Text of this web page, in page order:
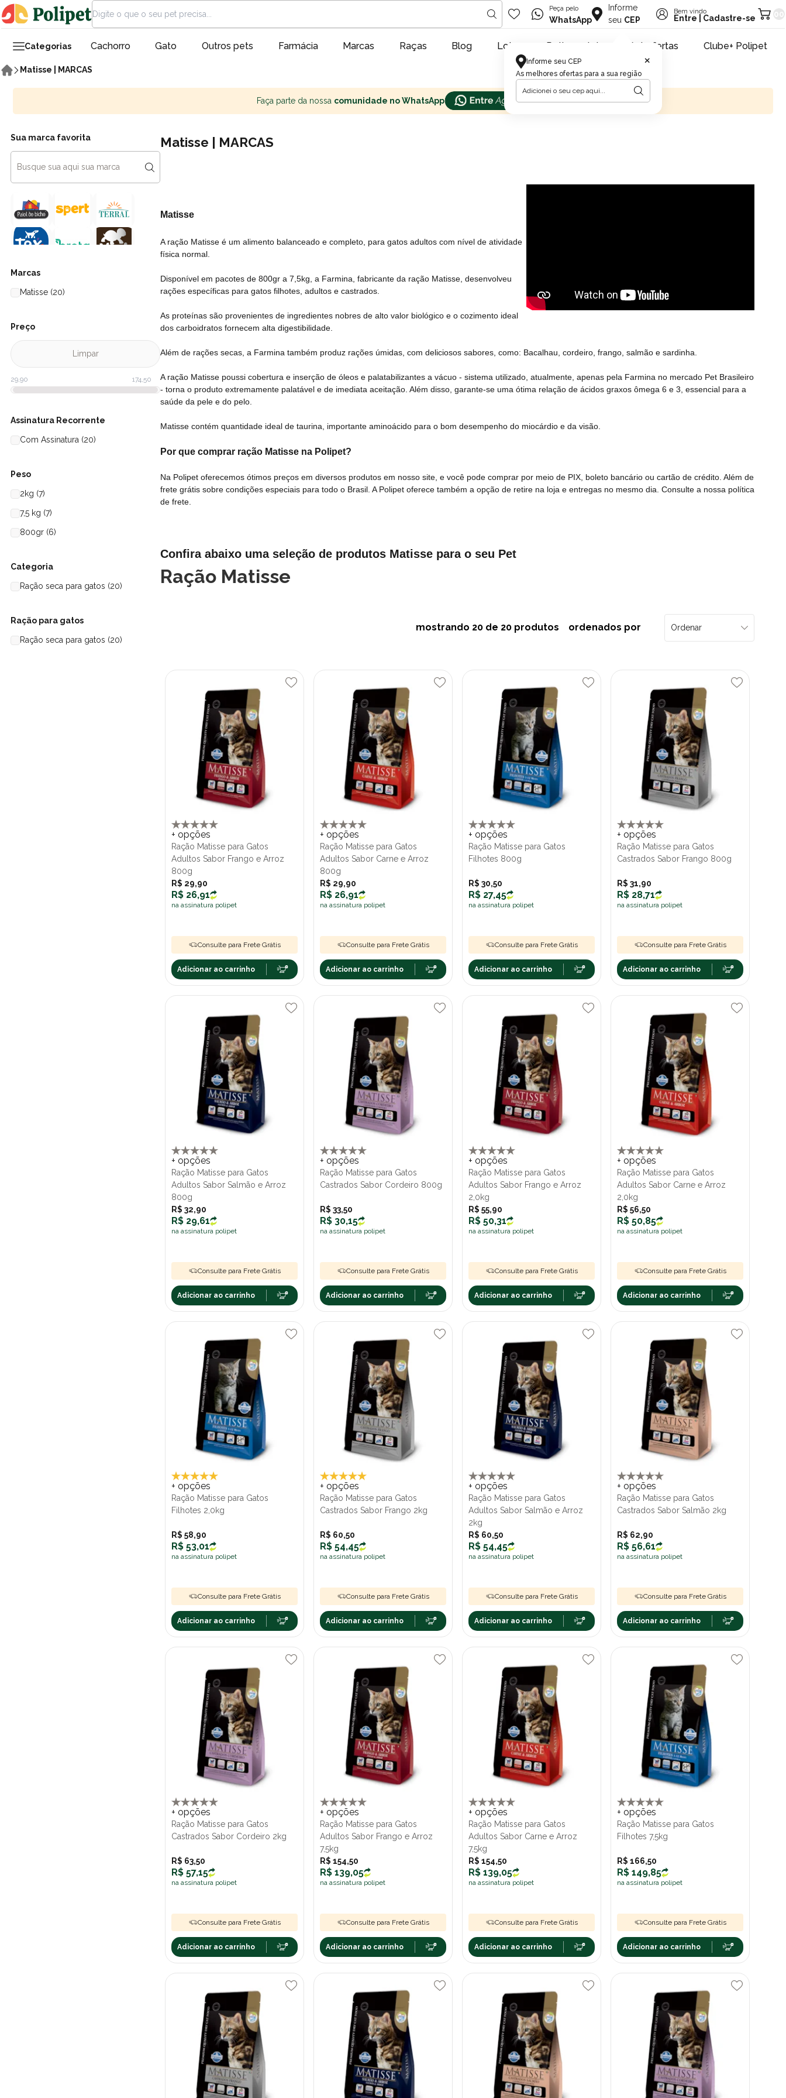
Peça pelo
WhatsApp
Informe
seu CEP
Informe seu CEP
As melhores ofertas para a sua região
×
Bem vindo
Entre Cadastre-se
Categorias Cachorro Gato Outros pets Farmácia Marcas Raças Blog Lojas Retire na loja Pet ofertas Clube+ Polipet
Matisse | MARCAS
Faça parte da nossa comunidade no WhatsApp
Sua marca favorita
Marcas
Matisse (20)
Preço
Limpar
Assinatura Recorrente
Com Assinatura (20)
Peso
2kg (7)
7,5 kg (7)
800gr (6)
Categoria
Ração seca para gatos (20)
Ração para gatos
Ração seca para gatos (20)
Matisse | MARCAS
Matisse
A ração Matisse é um alimento balanceado e completo, para gatos adultos com nível de atividade
física normal.
Disponível em pacotes de 800gr a 7,5kg, a Farmina, fabricante da ração Matisse, desenvolveu
rações específicas para gatos filhotes, adultos e castrados.
As proteínas são provenientes de ingredientes nobres de alto valor biológico e o cozimento ideal
dos carboidratos fornecem alta digestibilidade.
Além de rações secas, a Farmina também produz rações úmidas, com deliciosos sabores, como: Bacalhau, cordeiro, frango, salmão e sardinha.
A ração Matisse poussi cobertura e inserção de óleos e palatabilizantes a vácuo - sistema utilizado, atualmente, apenas pela Farmina no mercado Pet Brasileiro
- torna o produto extremamente palatável e de imediata aceitação. Além disso, garante-se uma ótima relação de ácidos graxos ômega 6 e 3, essencial para a
saúde da pele e do pelo.
Matisse contém quantidade ideal de taurina, importante aminoácido para o bom desempenho do miocárdio e da visão.
Por que comprar ração Matisse na Polipet?
Na Polipet oferecemos ótimos preços em diversos produtos em nosso site, e você pode comprar por meio de PIX, boleto bancário ou cartão de crédito. Além de
frete grátis sobre condições especiais para todo o Brasil. A Polipet oferece também a opção de retire na loja e entregas no mesmo dia. Consulte a nossa política
de frete
Confira abaixo uma seleção de produtos Matisse para o seu Pet
Ração Matisse
mostrando 20de 20 produtos ordenados por
+ opções
Ração Matisse para Gatos
Adultos Sabor Frango e Arroz
800g
R$ 29,90
R$ 26,91
na assinatura polipet
Consulte para Frete Grátis
Adicionar ao carrinho
+ opções
Ração Matisse para Gatos
Adultos Sabor Carne e Arroz
800g
R$ 29,90
R$ 26,91
na assinatura polipet
Consulte para Frete Grátis
Adicionar ao carrinho
+ opções
Ração Matisse para Gatos
Filhotes 800g
R$ 30,50
R$ 27,45
na assinatura polipet
Consulte para Frete Grátis
Adicionar ao carrinho
+ opções
Ração Matisse para Gatos
Castrados Sabor Frango 800g
R$ 31,90
R$ 28,71
na assinatura polipet
Consulte para Frete Grátis
Adicionar ao carrinho
+ opções
Ração Matisse para Gatos
Adultos Sabor Salmão e Arroz
800g
R$ 32,90
R$ 29,61
na assinatura polipet
Consulte para Frete Grátis
Adicionar ao carrinho
+ opções
Ração Matisse para Gatos
Castrados Sabor Cordeiro 800g
R$ 33,50
R$ 30,15
na assinatura polipet
Consulte para Frete Grátis
Adicionar ao carrinho
+ opções
Ração Matisse para Gatos
Adultos Sabor Frango e Arroz
2,0kg
R$ 55,90
R$ 50,31
na assinatura polipet
Consulte para Frete Grátis
Adicionar ao carrinho
+ opções
Ração Matisse para Gatos
Adultos Sabor Carne e Arroz
2,0kg
R$ 56,50
R$ 50,85
na assinatura polipet
Consulte para Frete Grátis
Adicionar ao carrinho
+ opções
Ração Matisse para Gatos
Filhotes 2,0kg
R$ 58,90
R$ 53,01
na assinatura polipet
Consulte para Frete Grátis
Adicionar ao carrinho
+ opções
Ração Matisse para Gatos
Castrados Sabor Frango 2kg
R$ 60,50
R$ 54,45
na assinatura polipet
Consulte para Frete Grátis
Adicionar ao carrinho
+ opções
Ração Matisse para Gatos
Adultos Sabor Salmão e Arroz
2kg
R$ 60,50
R$ 54,45
na assinatura polipet
Consulte para Frete Grátis
Adicionar ao carrinho
+ opções
Ração Matisse para Gatos
Castrados Sabor Salmão 2kg
R$ 62,90
R$ 56,61
na assinatura polipet
Consulte para Frete Grátis
Adicionar ao carrinho
+ opções
Ração Matisse para Gatos
Castrados Sabor Cordeiro 2kg
R$ 63,50
R$ 57,15
na assinatura polipet
Consulte para Frete Grátis
Adicionar ao carrinho
+ opções
Ração Matisse para Gatos
Adultos Sabor Frango e Arroz
7,5kg
R$ 154,50
R$ 139,05
na assinatura polipet
Consulte para Frete Grátis
Adicionar ao carrinho
+ opções
Ração Matisse para Gatos
Adultos Sabor Carne e Arroz
7,5kg
R$ 154,50
R$ 139,05
na assinatura polipet
Consulte para Frete Grátis
Adicionar ao carrinho
+ opções
Ração Matisse para Gatos
Filhotes 7,5kg
R$ 166,50
R$ 149,85
na assinatura polipet
Consulte para Frete Grátis
Adicionar ao carrinho